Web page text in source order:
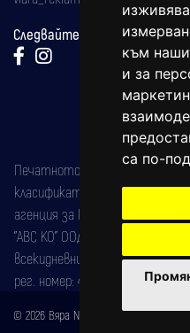
към
и за
са по-
Следвайте ни:
Печатното издание на
класификатор на печатните
агенция за ISSN) под номер: ISSN
"АВС КО" ООД е притежател на
всекидневник на югозападна
рег. номер: 47857/11.05.2004
© 2026 Вяра News Всички права